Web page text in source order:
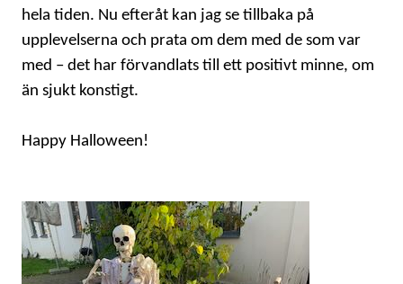
hela tiden. Nu efteråt kan jag se tillbaka på
upplevelserna och prata om dem med de som var
med – det har förvandlats till ett positivt minne, om
än sjukt konstigt.
Happy Halloween!